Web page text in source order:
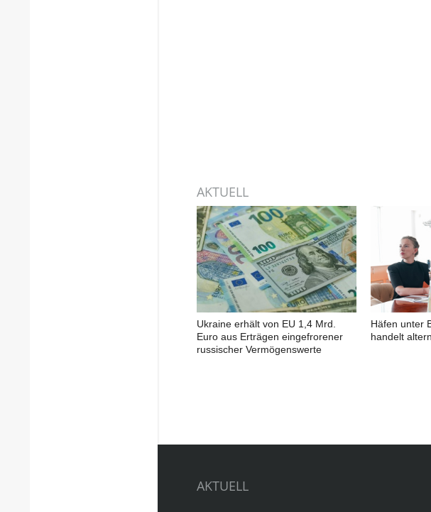
AKTUELL
Ukraine erhält von EU 1,4 Mrd.
Euro aus Erträgen eingefrorener
russischer Vermögenswerte
Häfen unter
handelt
AKTUELL